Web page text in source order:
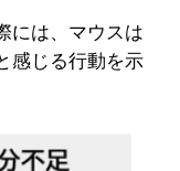
には、マウスは
感じる行動を示